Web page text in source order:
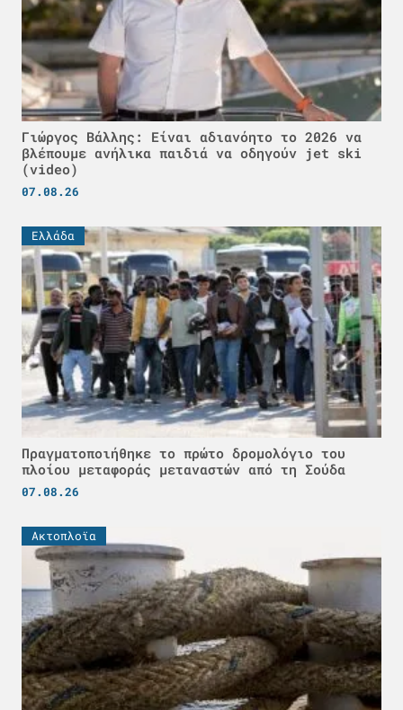
Γιώργος Βάλλης: Είναι αδιανόητο το 2026 να
βλέπουμε ανήλικα παιδιά να οδηγούν jet ski
(video)
07.08.26
Ελλάδα
Πραγματοποιήθηκε το πρώτο δρομολόγιο του
πλοίου μεταφοράς μεταναστών από τη Σούδα
07.08.26
Ακτοπλοϊα